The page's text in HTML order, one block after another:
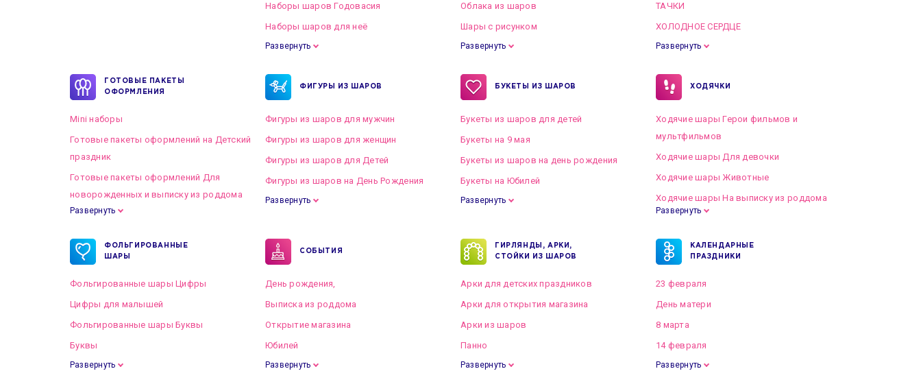
Наборы шаров Годовасия
Наборы шаров для неё
Развернуть
Облака из шаров
Шары с рисунком
Развернуть
ТАЧКИ
ХОЛОДНОЕ СЕРДЦЕ
Развернуть
ГОТОВЫЕ ПАКЕТЫ
ОФОРМЛЕНИЯ
Mini наборы
Готовые пакеты оформлений на Детский
праздник
Готовые пакеты оформлений Для
новорожденных и выписку из роддома
Готовые пакеты оформлений на Свадьбу
Развернуть
ФИГУРЫ ИЗ ШАРОВ
Фигуры из шаров для мужчин
Фигуры из шаров для женщин
Фигуры из шаров для Детей
Фигуры из шаров на День Рождения
Развернуть
БУКЕТЫ ИЗ ШАРОВ
Букеты из шаров для детей
Букеты на 9 мая
Букеты из шаров на день рождения
Букеты на Юбилей
Развернуть
ХОДЯЧКИ
Ходячие шары Герои фильмов и
мультфильмов
Ходячие шары Для девочки
Ходячие шары Животные
Ходячие шары На выписку из роддома
Развернуть
ФОЛЬГИРОВАННЫЕ
ШАРЫ
Фольгированные шары Цифры
Цифры для малышей
Фольгированные шары Буквы
Буквы
Развернуть
СОБЫТИЯ
День рождения,
Выписка из роддома
Открытие магазина
Юбилей
Развернуть
ГИРЛЯНДЫ, АРКИ,
СТОЙКИ ИЗ ШАРОВ
Арки для детских праздников
Арки для открытия магазина
Арки из шаров
Панно
Развернуть
КАЛЕНДАРНЫЕ
ПРАЗДНИКИ
23 февраля
День матери
8 марта
14 февраля
Развернуть